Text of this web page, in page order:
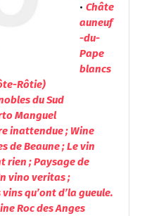
• Châte
auneuf
-du-
Pape
blancs
Rôtie)
du Sud
Manguel
inattendue ; Wine
de Beaune ; Le vin
rien ; Paysage de
vino veritas ;
qu’ont d’la gueule.
Roc des Anges